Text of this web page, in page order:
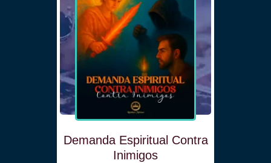
Demanda Espiritual Contra
Inimigos